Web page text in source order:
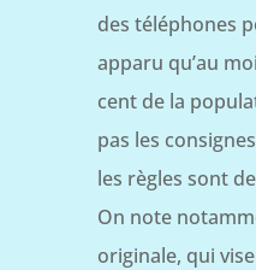
des téléphones
apparu qu’au
cent de la
pas les
les règles sont
On note
originale, qui